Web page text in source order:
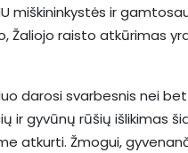
miškininkystės ir
Žaliojo raisto atkūrimas
darosi svarbesnis nei
ir gyvūnų rūšių išlikimas
atkurti. Žmogui,